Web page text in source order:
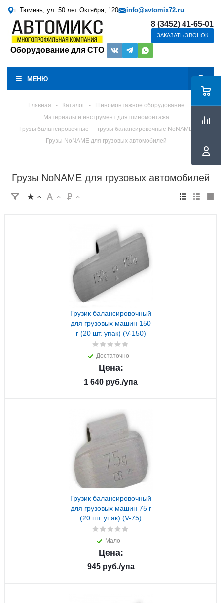
г. Тюмень, ул. 50 лет Октября, 120 info@avtomix72.ru
Оборудование для СТО
8 (3452) 41-65-01
ЗАКАЗАТЬ ЗВОНОК
МЕНЮ
Главная - Каталог -
Шиномонтажное оборудование
Материалы и инструмент для шиномонтажа
Грузы балансировочные
грузы балансировочные NoNAME
Грузы NoNAME для грузовых автомобилей
Грузы NoNAME для грузовых автомобилей
Грузик балансировочный
для грузовых машин 150
г (20 шт. упак) (V-150)
Достаточно
Цена:
1 640 руб./упа
Грузик балансировочный
для грузовых машин 75 г
(20 шт. упак) (V-75)
Мало
Цена:
945руб./упа